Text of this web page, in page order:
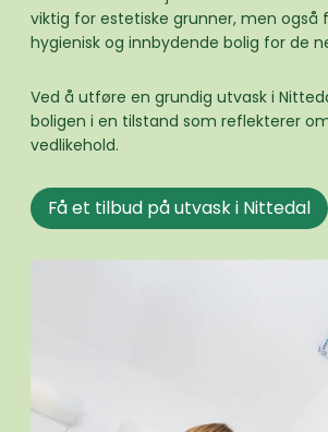
viktig for estetiske grunner, men også
hygienisk og innbydende bolig for de
Ved å utføre en grundig utvask i
boligen i en tilstand som reflekterer
vedlikehold.
Få et tilbud på utvask i Nittedal